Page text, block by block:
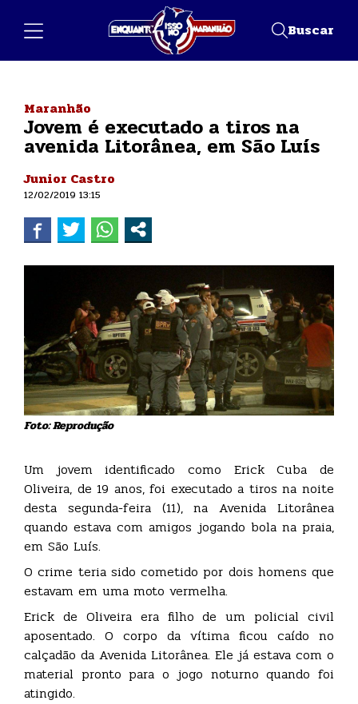
Buscar
Maranhão
Jovem é executado a tiros na
avenida Litorânea, em São Luís
Junior Castro
12/02/2019 13:15
Foto: Reprodução
Um jovem identificado como Erick Cuba de
Oliveira, de 19 anos, foi executado a tiros na noite
desta segunda-feira (11), na Avenida Litorânea
quando estava com amigos jogando bola na praia,
em São Luís.
O crime teria sido cometido por dois homens que
estavam em uma moto vermelha.
Erick de Oliveira era filho de um policial civil
aposentado. O corpo da vítima ficou caído no
calçadão da Avenida Litorânea. Ele já estava com o
material pronto para o jogo noturno quando foi
atingido.